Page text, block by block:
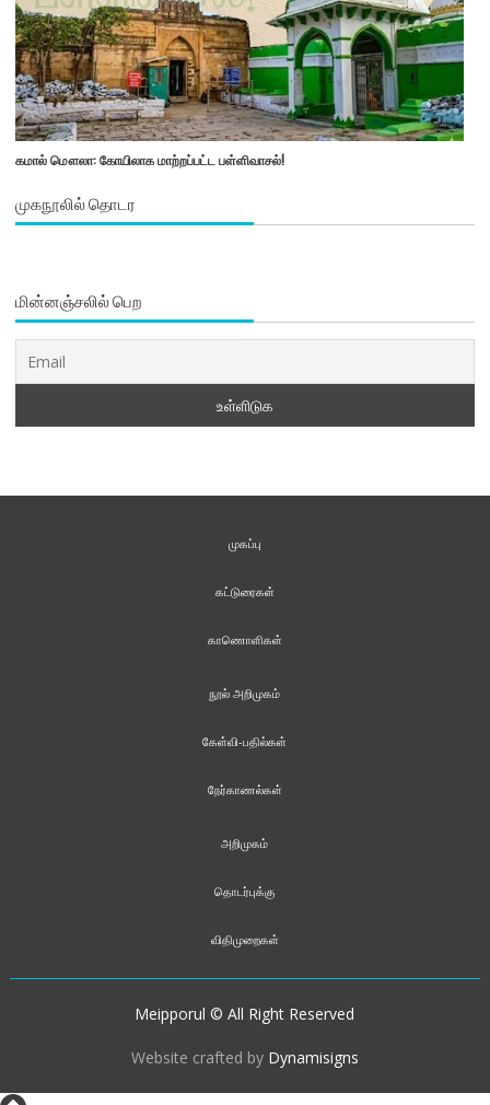
கமால் மௌலா: கோயிலாக மாற்றப்பட்ட பள்ளிவாசல்!
முகநூலில் தொடர
மின்னஞ்சலில் பெற
முகப்பு
கட்டுரைகள்
காணொளிகள்
நூல் அறிமுகம்
கேள்வி-பதில்கள்
நேர்காணல்கள்
அறிமுகம்
தொடர்புக்கு
விதிமுறைகள்
Meipporul © All Right Reserved
Website crafted by Dynamisigns